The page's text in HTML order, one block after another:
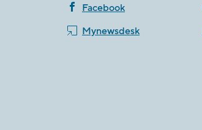
Facebook
Mynewsdesk